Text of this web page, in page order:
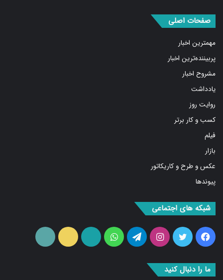
صفحات اصلی
مهمترین اخبار
پربیننده‌ترین اخبار
مشروح اخبار
یادداشت
روایت روز
کسب و کار برتر
فیلم
بازار
عکس و طرح و کاریکاتور
پیوندها
شبکه های اجتماعی
فیس
توییتر اینستاگرامتلگرام واتس
آپارات ایتا
ما را دنبال کنید